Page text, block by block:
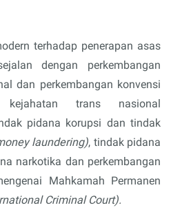
terhadap penerapan asas
dengan perkembangan
dan perkembangan konvensi
kejahatan trans nasional
pidana korupsi dan tindak
laundering), tindak pidana
narkotika dan perkembangan
Mahkamah Permanen
Criminal Court).